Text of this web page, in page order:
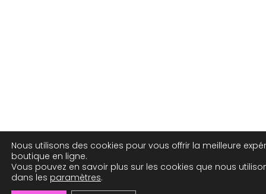
Nous utilisons des cookies pour vous offrir la meilleure
boutique en ligne.
Vous pouvez en savoir plus sur les cookies que nous
dans les paramètres.